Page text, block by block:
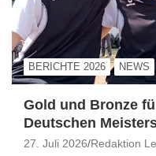
BERICHTE 2026 NEWS
Gold und Bronze
Deutschen
27. Juli 2026 Redaktion